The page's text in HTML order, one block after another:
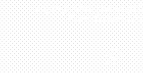
Kunjungi Atau Hubungi
Kami Di Kota
